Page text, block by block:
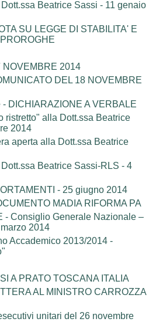
Beatrice Sassi - 11 genaio
SU LEGGE DI STABILITA' E
NOVEMBRE 2014
DEL 18 NOVEMBRE
- DICHIARAZIONE A VERBALE
ristretto" alla Dott.ssa Beatrice
2014
aperta alla Dott.ssa Beatrice
Beatrice Sassi-RLS - 4
- 25 giugno 2014
MADIA RIFORMA PA
- Consiglio Generale Nazionale –
2014
Accademico 2013/2014 -
A PRATO TOSCANA ITALIA
AL MINISTRO CARROZZA
unitari del 26 novembre